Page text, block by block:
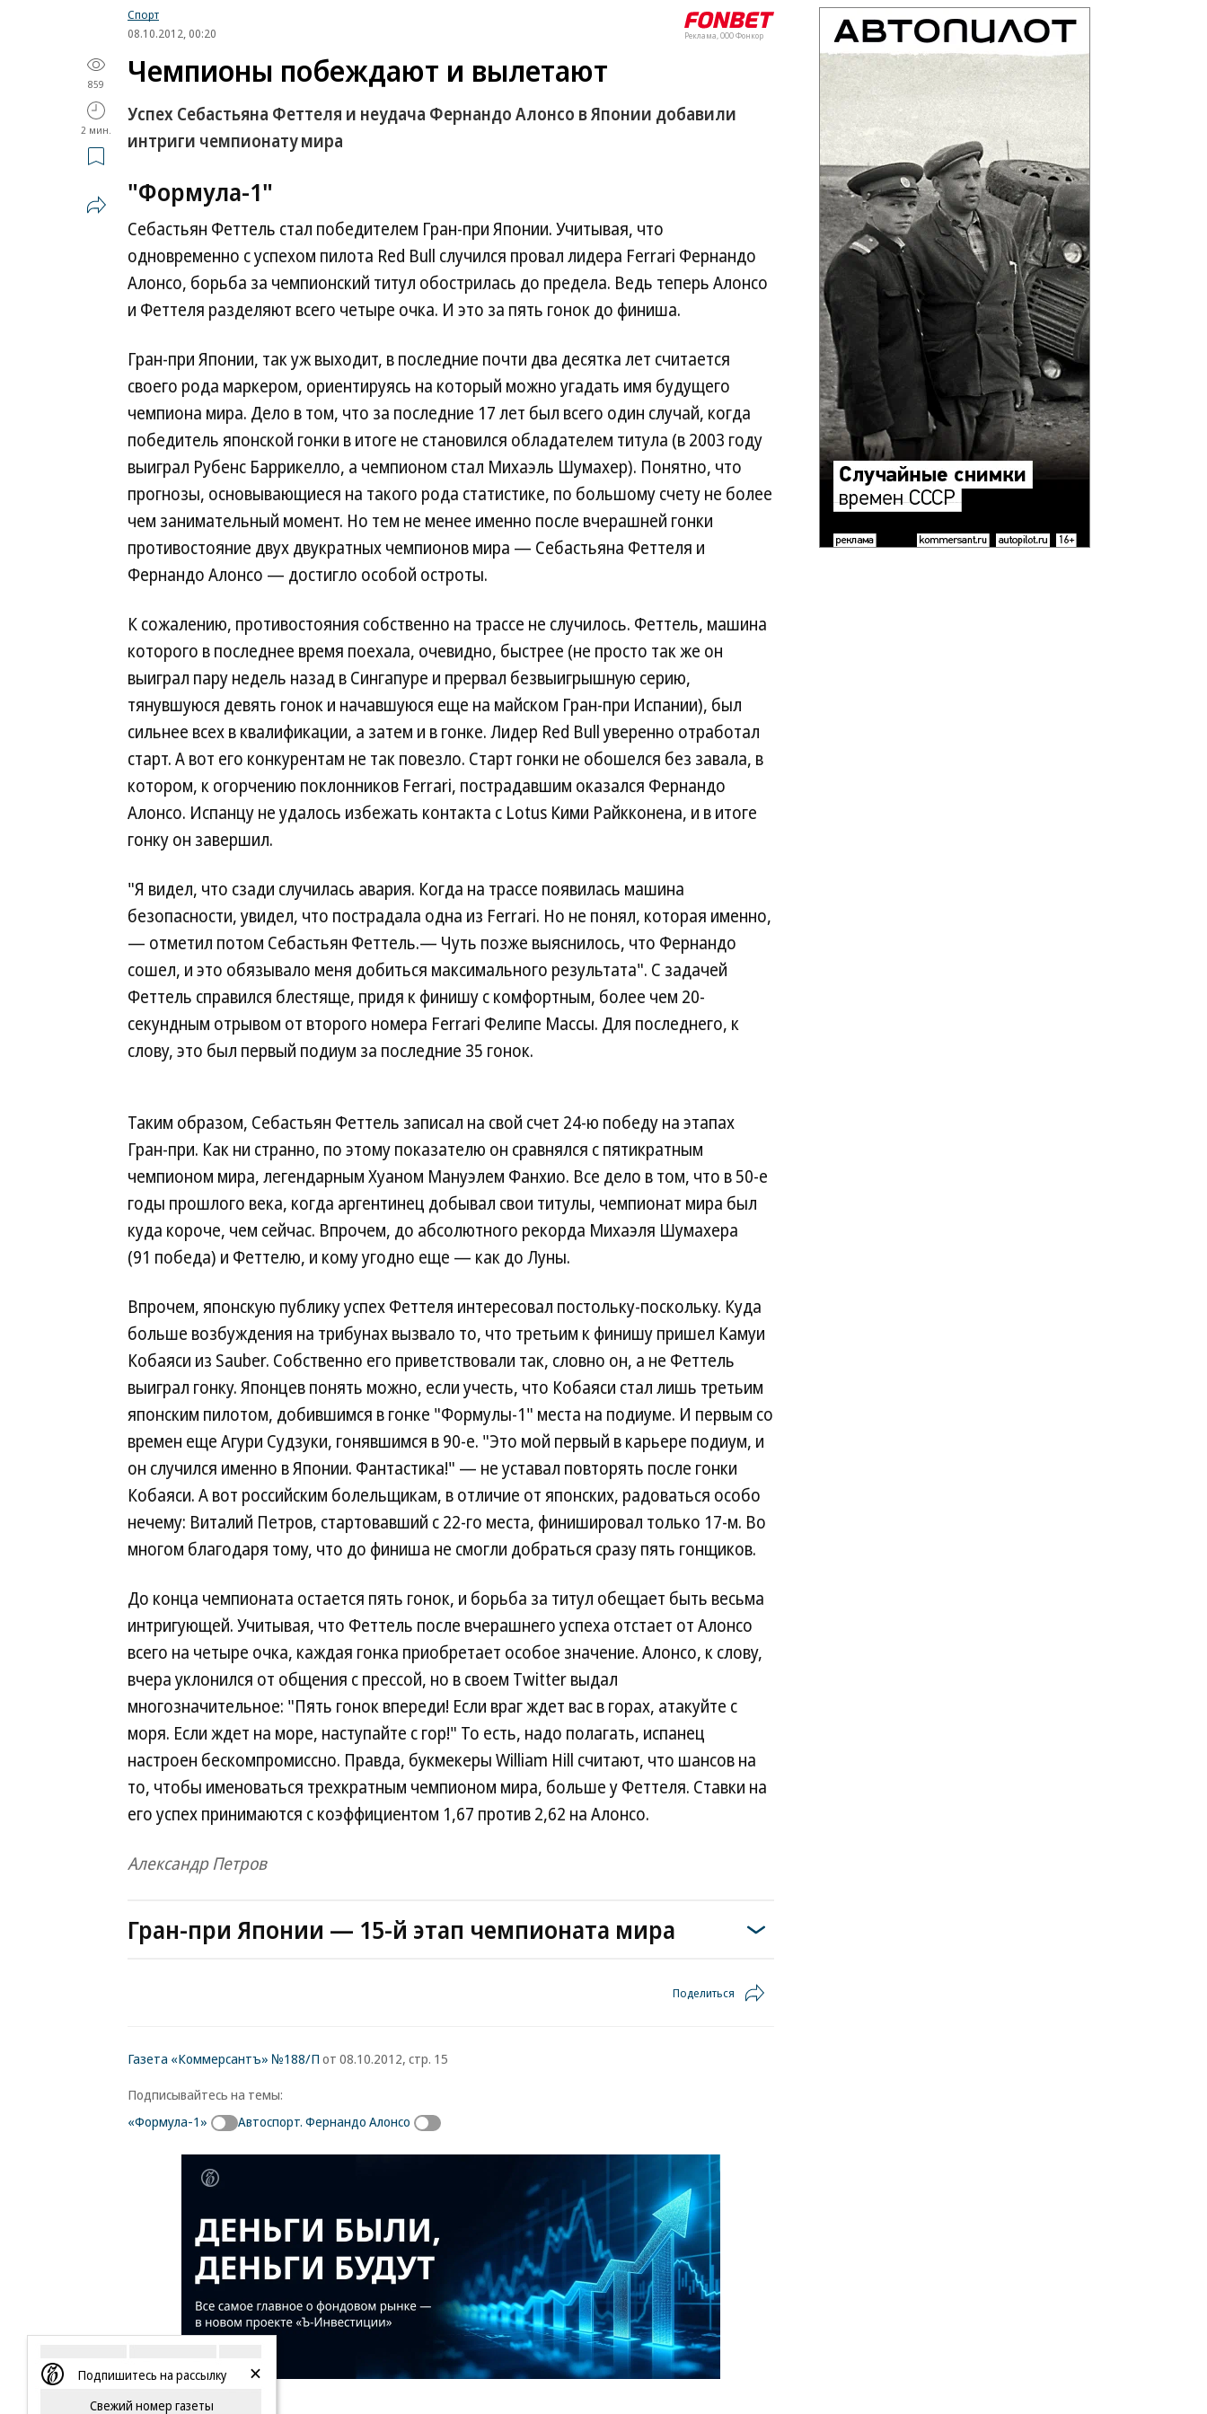
Реклама, ООО Фонкор
Спорт
08.10.2012, 00:20
859
2 мин.
Чемпионы побеждают и вылетают
Успех Себастьяна Феттеля и неудача Фернандо Алонсо в Японии добавили
интриги чемпионату мира
"Формула-1"
Себастьян Феттель стал победителем Гран-при Японии. Учитывая, что
одновременно с успехом пилота Red Bull случился провал лидера Ferrari Фернандо
Алонсо, борьба за чемпионский титул обострилась до предела. Ведь теперь Алонсо
и Феттеля разделяют всего четыре очка. И это за пять гонок до финиша.
Гран-при Японии, так уж выходит, в последние почти два десятка лет считается
своего рода маркером, ориентируясь на который можно угадать имя будущего
чемпиона мира. Дело в том, что за последние 17 лет был всего один случай, когда
победитель японской гонки в итоге не становился обладателем титула (в 2003 году
выиграл Рубенс Баррикелло, а чемпионом стал Михаэль Шумахер). Понятно, что
прогнозы, основывающиеся на такого рода статистике, по большому счету не более
чем занимательный момент. Но тем не менее именно после вчерашней гонки
противостояние двух двукратных чемпионов мира — Себастьяна Феттеля и
Фернандо Алонсо — достигло особой остроты.
К сожалению, противостояния собственно на трассе не случилось. Феттель, машина
которого в последнее время поехала, очевидно, быстрее (не просто так же он
выиграл пару недель назад в Сингапуре и прервал безвыигрышную серию,
тянувшуюся девять гонок и начавшуюся еще на майском Гран-при Испании), был
сильнее всех в квалификации, а затем и в гонке. Лидер Red Bull уверенно отработал
старт. А вот его конкурентам не так повезло. Старт гонки не обошелся без завала, в
котором, к огорчению поклонников Ferrari, пострадавшим оказался Фернандо
Алонсо. Испанцу не удалось избежать контакта с Lotus Кими Райкконена, и в итоге
гонку он завершил.
"Я видел, что сзади случилась авария. Когда на трассе появилась машина
безопасности, увидел, что пострадала одна из Ferrari. Но не понял, которая именно,
— отметил потом Себастьян Феттель.— Чуть позже выяснилось, что Фернандо
сошел, и это обязывало меня добиться максимального результата". С задачей
Феттель справился блестяще, придя к финишу с комфортным, более чем 20-
секундным отрывом от второго номера Ferrari Фелипе Массы. Для последнего, к
слову, это был первый подиум за последние 35 гонок.
Таким образом, Себастьян Феттель записал на свой счет 24-ю победу на этапах
Гран-при. Как ни странно, по этому показателю он сравнялся с пятикратным
чемпионом мира, легендарным Хуаном Мануэлем Фанхио. Все дело в том, что в 50-е
годы прошлого века, когда аргентинец добывал свои титулы, чемпионат мира был
куда короче, чем сейчас. Впрочем, до абсолютного рекорда Михаэля Шумахера
(91 победа) и Феттелю, и кому угодно еще — как до Луны.
Впрочем, японскую публику успех Феттеля интересовал постольку-поскольку. Куда
больше возбуждения на трибунах вызвало то, что третьим к финишу пришел Камуи
Кобаяси из Sauber. Собственно его приветствовали так, словно он, а не Феттель
выиграл гонку. Японцев понять можно, если учесть, что Кобаяси стал лишь третьим
японским пилотом, добившимся в гонке "Формулы-1" места на подиуме. И первым со
времен еще Агури Судзуки, гонявшимся в 90-е. "Это мой первый в карьере подиум, и
он случился именно в Японии. Фантастика!" — не уставал повторять после гонки
Кобаяси. А вот российским болельщикам, в отличие от японских, радоваться особо
нечему: Виталий Петров, стартовавший с 22-го места, финишировал только 17-м. Во
многом благодаря тому, что до финиша не смогли добраться сразу пять гонщиков.
До конца чемпионата остается пять гонок, и борьба за титул обещает быть весьма
интригующей. Учитывая, что Феттель после вчерашнего успеха отстает от Алонсо
всего на четыре очка, каждая гонка приобретает особое значение. Алонсо, к слову,
вчера уклонился от общения с прессой, но в своем Twitter выдал
многозначительное: "Пять гонок впереди! Если враг ждет вас в горах, атакуйте с
моря. Если ждет на море, наступайте с гор!" То есть, надо полагать, испанец
настроен бескомпромиссно. Правда, букмекеры William Hill считают, что шансов на
то, чтобы именоваться трехкратным чемпионом мира, больше у Феттеля. Ставки на
его успех принимаются с коэффициентом 1,67 против 2,62 на Алонсо.
Александр Петров
Гран-при Японии — 15-й этап чемпионата мира
Поделиться
Газета «Коммерсантъ» №188/П от 08.10.2012, стр. 15
Подписывайтесь на темы:
«Формула-1»
Автоспорт. Фернандо Алонсо
Подпишитесь на рассылку
Свежий номер газеты